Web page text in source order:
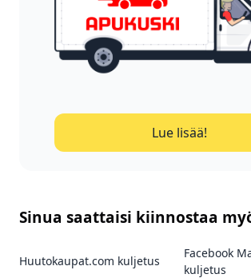
Lue lisää!
Sinua saattaisi kiinnostaa
Huutokaupat.com kuljetus
Facebook
kuljetus